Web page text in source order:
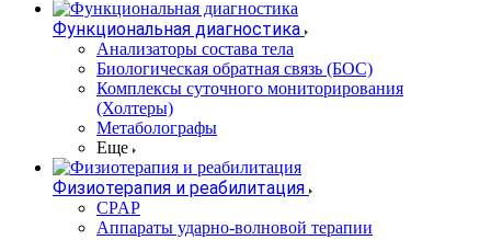
Функциональная диагностика
Анализаторы состава тела
Биологическая обратная связь (БОС)
Комплексы суточного мониторирования
(Холтеры)
Метаболографы
Еще
Физиотерапия и реабилитация
CPAP
Аппараты ударно-волновой терапии